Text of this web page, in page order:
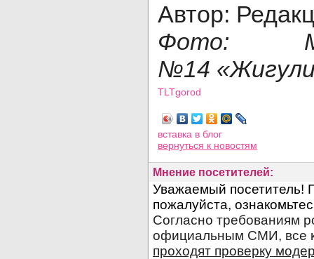
Автор:
Фото:
№14
TLTgorod
вставка в блог
вернуться к новостям
Мнение посетителей: